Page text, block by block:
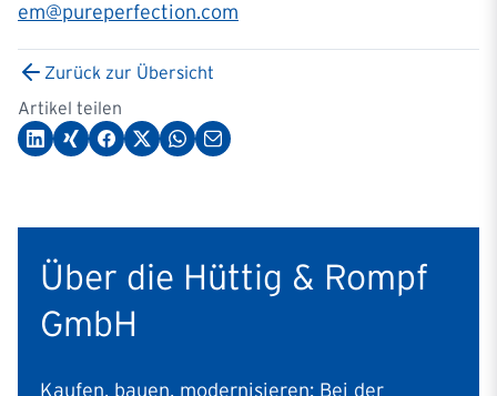
em@pureperfection.com
Zurück zur Übersicht
Artikel teilen
Über die Hüttig & Rompf
GmbH
Kaufen, bauen, modernisieren: Bei der